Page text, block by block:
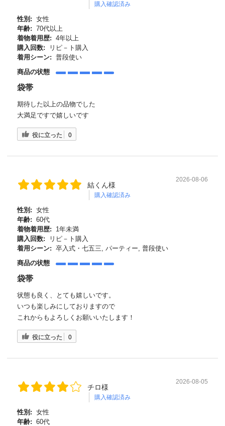
購入確認済み
性別: 女性
年齢: 70代以上
着物着用歴: 4年以上
購入回数:
リピ－ト購入
着用シーン: 普段使い
商品の状態
袋帯
期待した以上の品物でした
大満足ですで嬉しいです
役に立った 0
結くん様
購入確認済み
2026-08-06
性別: 女性
年齢: 60代
着物着用歴:
1年未満
購入回数:
リピ－ト購入
着用シーン: 卒入式・七五三, パーティー, 普段使い
商品の状態
袋帯
状態も良く、とても嬉しいです。
いつも楽しみにしておりますので
これからもよろしくお願いいたします！
役に立った 0
チロ様
購入確認済み
2026-08-05
性別: 女性
年齢: 60代